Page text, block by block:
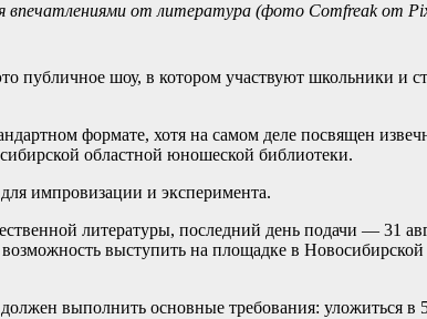
впечатлениями от литература (фото Comfreak от
шоу, в котором участвуют школьники и
формате, хотя на самом деле посвящен
областной юношеской библиотеки.
импровизации и эксперимента.
литературы, последний день подачи — 31
выступить на площадке в
выполнить основные требования: уложиться в